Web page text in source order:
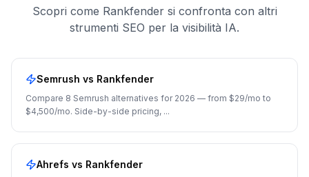
Scopri come Rankfender si confronta con altri
strumenti SEO per la visibilità IA.
Semrush vs Rankfender
Compare 8 Semrush alternatives for 2026 — from $29/mo to
$4,500/mo. Side-by-side pricing, ...
Ahrefs vs Rankfender